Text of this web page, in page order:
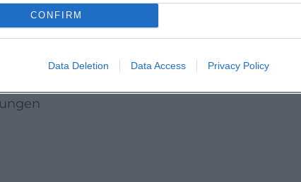
CONFIRM
Data Deletion Data Access Privacy Policy
Bildungswerk